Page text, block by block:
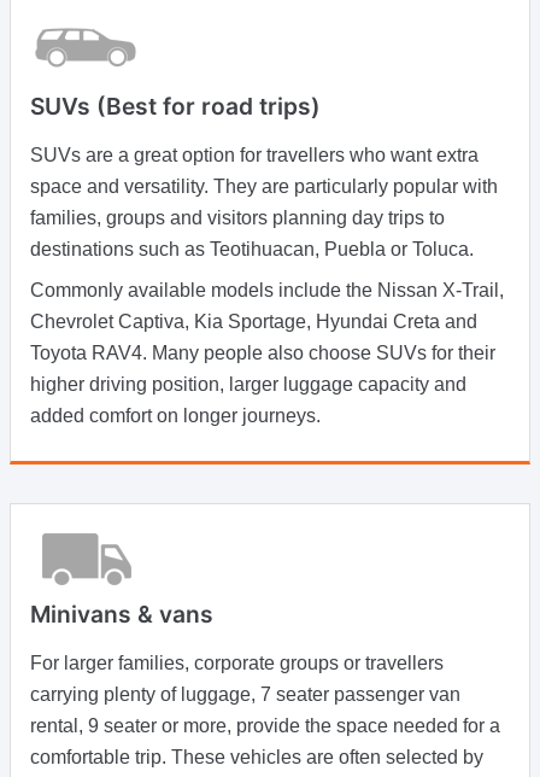
SUVs (Best for road trips)
SUVs are a great option for travellers who want extra
space and versatility. They are particularly popular with
families, groups and visitors planning day trips to
destinations such as Teotihuacan, Puebla or Toluca.
Commonly available models include the Nissan X-Trail,
Chevrolet Captiva, Kia Sportage, Hyundai Creta and
Toyota RAV4. Many people also choose SUVs for their
higher driving position, larger luggage capacity and
added comfort on longer journeys.
Minivans & vans
For larger families, corporate groups or travellers
carrying plenty of luggage, 7 seater passenger van
rental, 9 seater or more, provide the space needed for a
comfortable trip. These vehicles are often selected by